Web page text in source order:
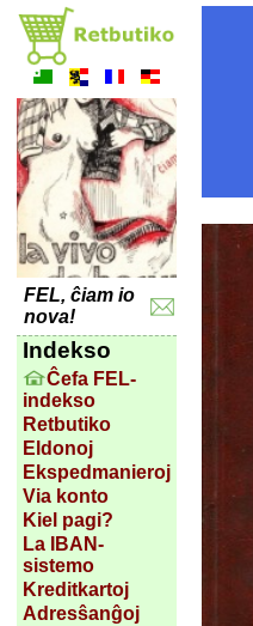
FEL, ĉiam io
nova!
Indekso
Ĉefa FEL-
indekso
Retbutiko
Eldonoj
Ekspedmanieroj
Via konto
Kiel pagi?
La IBAN-
sistemo
Kreditkartoj
Adresŝanĝoj